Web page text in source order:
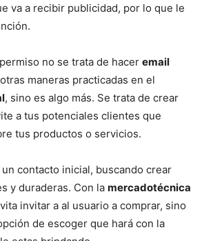
va a recibir publicidad, por lo que le
no se trata de hacer email
maneras practicadas en el
, sino es algo más. Se trata de crear
a tus potenciales clientes que
tus productos o servicios.
contacto inicial, buscando crear
y duraderas. Con la mercadotécnica
invitar a al usuario a comprar, sino
de escoger que hará con la